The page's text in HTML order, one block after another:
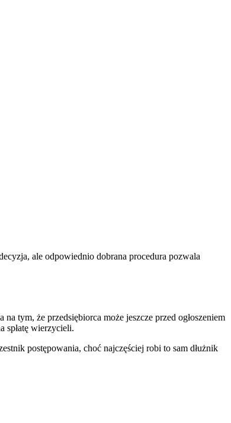
ale odpowiednio dobrana procedura pozwala
tym, że przedsiębiorca może jeszcze przed ogłoszeniem
spłatę wierzycieli.
postępowania, choć najczęściej robi to sam dłużnik